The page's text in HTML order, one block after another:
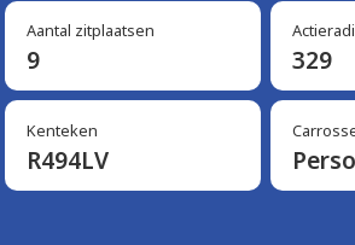
Aantal zitplaatsen
9 329
Kenteken
R494LV